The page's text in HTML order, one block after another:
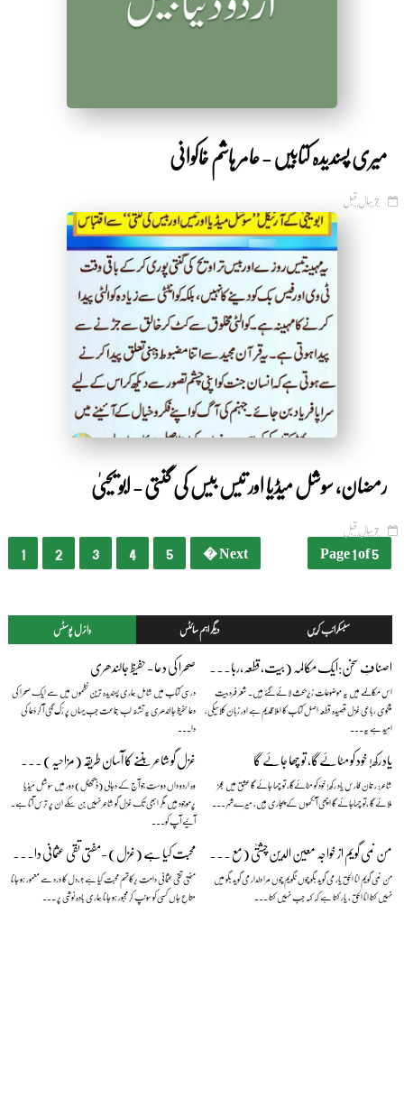
میری پسندیدہ کتابیں - عامر ہاشم خاکوانی
7 سال قبل
by Shakeeb Ahmad
رمضان، سوشل میڈیا اور تیس بیس کی گنتی - ابو یحییٰ
7 سال قبل
Page 1 of 5
1 2 3 4 5 Next �
وائرل پوسٹس دیگر اہم سائٹس سبسکرائب کریں
صحرا کی دعا - حفیظ جالندھری
درسی کتاب میں شامل ہماری پسندیدہ ترین نظموں میں سے ایک صحرا کی
دعا حفیظ جالندھری یہ تشنہ لَب جماعت جب یہاں پر رُک گئی آ کر دُعا کی
دا...
اصنافِ سخن:ایک مکالمہ (بیت،قطعہ،رباعی،غزل) — بیج ناتھ سہائے فگارؔ
اس مکالمے میں یہ موضوعات زیرِ بحث لائے گئے ہیں۔ شعر فرد بیت
مثنوی رباعی غزل قصیدہ قطعہ اصل کتاب کا املا قدیم ہے اور زبان کلاسیکی،
امید ہے یہ...
غزل گو شاعر بننے کا آسان طریقہ (مزاحیہ) — نعمان علی خان
وہ اردو داں دوست جو آج کے دجالی (ڈیجیٹل) دور میں سوشل میڈیا
پرموجود ہیں مگر ابھی تک غزل گو شاعر نہیں بن سکے ان پر ترس آتا ہے۔
آئیے آپ کو...
یاد رکھ! خود کو مٹائےگا، تو چھا جائے گا
شاعر: رحمان فارس یاد رکھ! خود کو مٹائےگا، تو چھا جائے گا عشق میں عجز
ملائے گا ،تو چھاجائے گا اچھی آنکھوں کے پجاری ہیں، میرےشہر ...
محبت کیا ہے (غزل) -مفتی تقی عثمانی دامت برکاتہم
مفتی تقی عثمانی دامت برکاتہم محبت کیا ہے ؟،دل کا درد سے معمور ہو جانا
متاعِ جاں کسی کو سونپ کر مجبور ہو جانا ہماری بادہ نوشی پر ...
من نمی گویم از خواجہ معین الدین چشتیؒ (مع منظوم اردو ترجمہ)
من نمی گویم انا الحق یار می گوید بگو چوں نگویم چوں مرا دلدار می گوید بگو میں
نہیں کہتا انا الحق ، یار کہتا ہے کہ کہہ جب نہیں کہتا ...